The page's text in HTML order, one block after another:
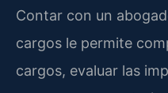
Contar con un
cargos le permite
cargos, evaluar las